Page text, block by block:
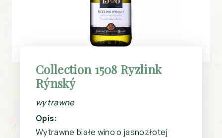
Collection 1508 Ryzlink
Rýnský
wytrawne
Opis:
Wytrawne białe wino o jasnozłotej